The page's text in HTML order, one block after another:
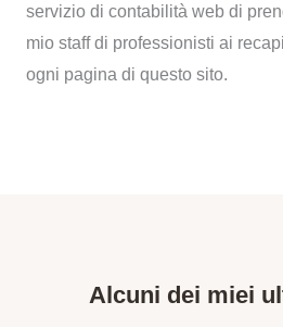
servizio di contabilità web di
mio staff di professionisti ai
ogni pagina di questo sito.
Alcuni dei miei